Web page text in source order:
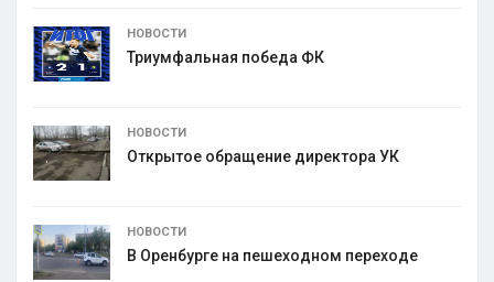
НОВОСТИ
Триумфальная победа ФК
НОВОСТИ
Открытое обращение директора УК
НОВОСТИ
В Оренбурге на пешеходном переходе